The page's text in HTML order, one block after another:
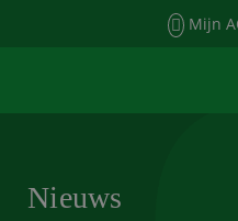
Mijn
Nieuws